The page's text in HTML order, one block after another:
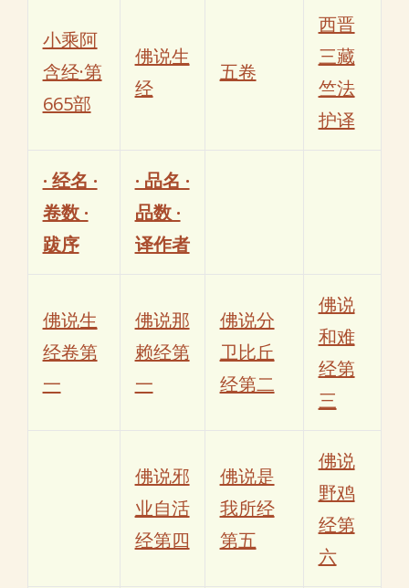
小乘阿
含经·第
665部
佛说生
经
五卷
西晋
三藏
竺法
护译
· 经名 ·
卷数 ·
跋序
· 品名 ·
品数 ·
译作者
佛说生
经卷第
一
佛说那
赖经第
一
佛说分
卫比丘
经第二
佛说
和难
经第
三
佛说邪
业自活
经第四
佛说是
我所经
第五
佛说
野鸡
经第
六